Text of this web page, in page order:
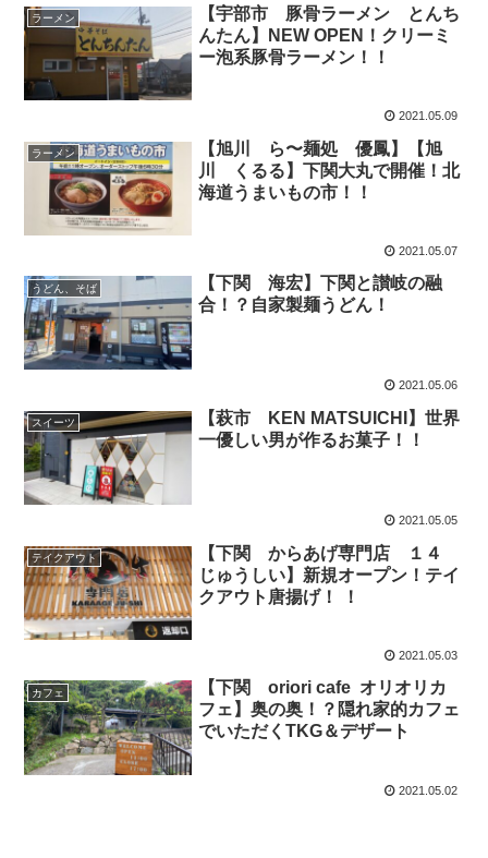
ラーメン
【宇部市 豚骨ラーメン とんち
んたん】NEW OPEN！クリーミ
ー泡系豚骨ラーメン！！
2021.05.09
ラーメン
【旭川 ら〜麺処 優鳳】【旭
川 くるる】下関大丸で開催！北
海道うまいもの市！！
2021.05.07
うどん、そば
【下関 海宏】下関と讃岐の融
合！？自家製麺うどん！
2021.05.06
スイーツ
【萩市 KEN MATSUICHI】世界
一優しい男が作るお菓子！！
2021.05.05
テイクアウト
【下関 からあげ専門店 １４
じゅうしい】新規オープン！テイ
クアウト唐揚げ！ ！
2021.05.03
カフェ
【下関 oriori cafe オリオリカ
フェ】奥の奥！？隠れ家的カフェ
でいただくTKG＆デザート
2021.05.02